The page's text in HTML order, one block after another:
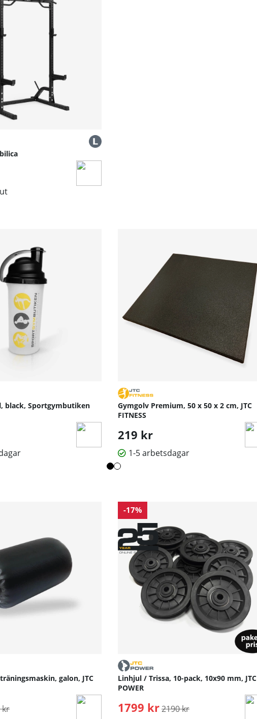
black, Sportgymbutiken
Gymgolv Premium, 50 x 50 x 2 cm, JTC
FITNESS
219 kr
1-5 arbetsdagar
galon, JTC
pris:
kr
-17%
Linhjul / Trissa, 10-pack, 10x90 mm, JTC
POWER
1799 kr Ordinarie pris:
2190 kr